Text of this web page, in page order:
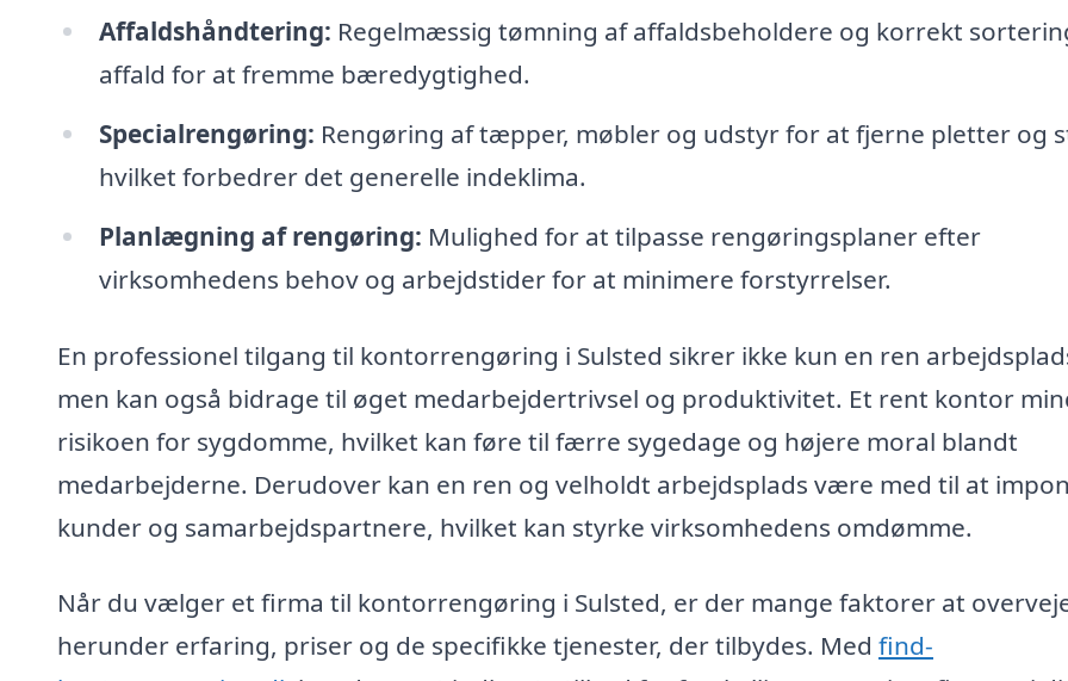
Affaldshåndtering: Regelmæssig tømning af affaldsbeholdere og korrekt
affald for at fremme bæredygtighed.
Specialrengøring: Rengøring af tæpper, møbler og udstyr for at fjerne pletter og
hvilket forbedrer det generelle indeklima.
Planlægning af rengøring: Mulighed for at tilpasse rengøringsplaner efter
virksomhedens behov og arbejdstider for at minimere forstyrrelser.
En professionel tilgang til kontorrengøring i Sulsted sikrer ikke kun en ren
men kan også bidrage til øget medarbejdertrivsel og produktivitet. Et rent kontor
risikoen for sygdomme, hvilket kan føre til færre sygedage og højere moral blandt
medarbejderne. Derudover kan en ren og velholdt arbejdsplads være med til at
kunder og samarbejdspartnere, hvilket kan styrke virksomhedens omdømme.
Når du vælger et firma til kontorrengøring i Sulsted, er der mange faktorer at
herunder erfaring, priser og de specifikke tjenester, der tilbydes. Med find-